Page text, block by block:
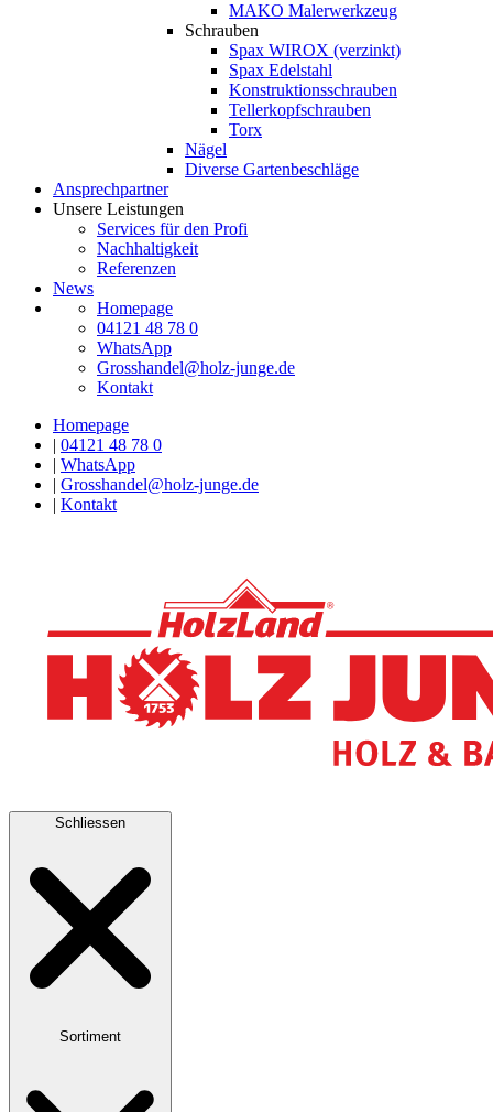
MAKO Malerwerkzeug
Schrauben
Spax WIROX (verzinkt)
Spax Edelstahl
Konstruktionsschrauben
Tellerkopfschrauben
Torx
Nägel
Diverse Gartenbeschläge
Ansprechpartner
Unsere Leistungen
Services für den Profi
Nachhaltigkeit
Referenzen
News
Homepage
04121 48 78 0
WhatsApp
Grosshandel@holz-junge.de
Kontakt
Homepage
| 04121 48 78 0
| WhatsApp
| Grosshandel@holz-junge.de
| Kontakt
Schliessen
Sortiment